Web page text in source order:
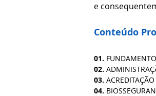
e
Conteúdo
01.
02.
03.
04.